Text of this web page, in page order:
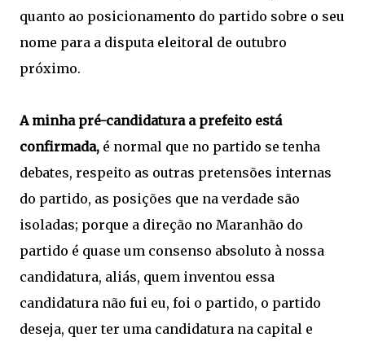
quanto ao posicionamento do partido sobre o seu
nome para a disputa eleitoral de outubro
próximo.
A minha pré-candidatura a prefeito está
confirmada, é normal que no partido se tenha
debates, respeito as outras pretensões internas
do partido, as posições que na verdade são
isoladas; porque a direção no Maranhão do
partido é quase um consenso absoluto à nossa
candidatura, aliás, quem inventou essa
candidatura não fui eu, foi o partido, o partido
deseja, quer ter uma candidatura na capital e